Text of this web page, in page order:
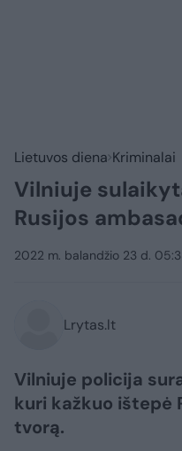
Lietuvos diena Kriminalai
Vilniuje
Rusijos
2022 m. balandžio 23 d.
Lrytas.lt
Vilniuje policija
kuri kažkuo ištepė
tvorą.